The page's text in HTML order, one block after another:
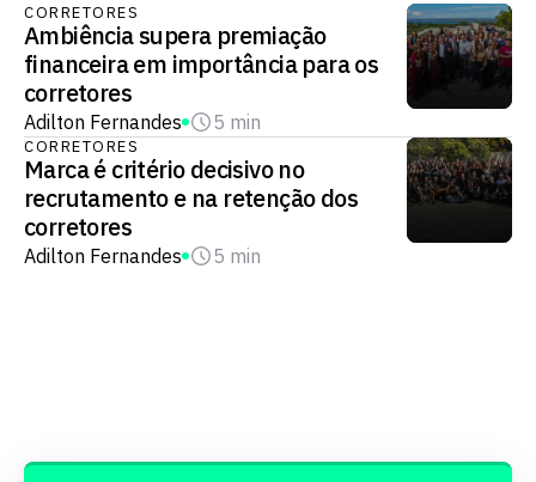
CORRETORES
Ambiência supera premiação
financeira em importância para os
corretores
Adilton Fernandes 5 min
CORRETORES
Marca é critério decisivo no
recrutamento e na retenção dos
corretores
Adilton Fernandes 5 min